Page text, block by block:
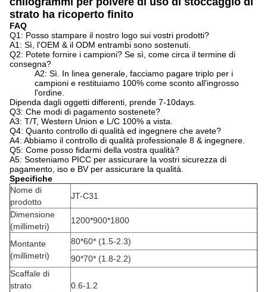
strato ha ricoperto finito
FAQ
Q1: Posso stampare il nostro logo sui vostri prodotti?
A1: Sì, l'OEM & il ODM entrambi sono sostenuti.
Q2: Potete fornire i campioni? Se sì, come circa il termine di
consegna?
A2: Sì. In linea generale, facciamo pagare triplo per i
campioni e restituiamo 100% come sconto all'ingrosso
l'ordine.
Dipenda dagli oggetti differenti, prende 7-10days.
Q3: Che modi di pagamento sostenete?
A3: T/T, Western Union e L/C 100% a vista.
Q4: Quanto controllo di qualità ed ingegnere che avete?
A4: Abbiamo il controllo di qualità professionale 8 & ingegnere.
Q5: Come posso fidarmi della vostra qualità?
A5: Sosteniamo PICC per assicurare la vostri sicurezza di
pagamento, iso e BV per assicurare la qualità.
Specifiche
Nome di
prodotto
JT-C31
Dimensione
(millimetri)
1200*900*1800
Montante
(millimetri)
80*60* (1.5-2.3)
90*70* (1.8-2.2)
Scaffale di
strato
0.6-1.2